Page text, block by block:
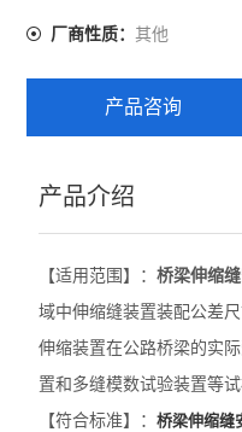
路面弯沉仪
数显式摆式摩擦系数测定
细集料棱角性测定仪
灌砂法容量测定仪
CBR附件
手持式应变仪
厂商性质：其他
产品咨询
产品介绍
【适用范围】：桥梁伸缩
域中伸缩缝装置装配公差
伸缩装置在公路桥梁的实
置和多缝模数试验装置等
【符合标准】：桥梁伸缩缝